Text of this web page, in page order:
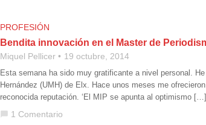
PROFESIÓN
Bendita innovación en el Master de
Miquel Pellicer 19 octubre, 2014
Esta semana ha sido muy gratificante a nivel personal.
Hernández (UMH) de Elx. Hace unos meses me
reconocida reputación. ‘El MIP se apunta al optimismo […]
chat_bubble 1 Comentario